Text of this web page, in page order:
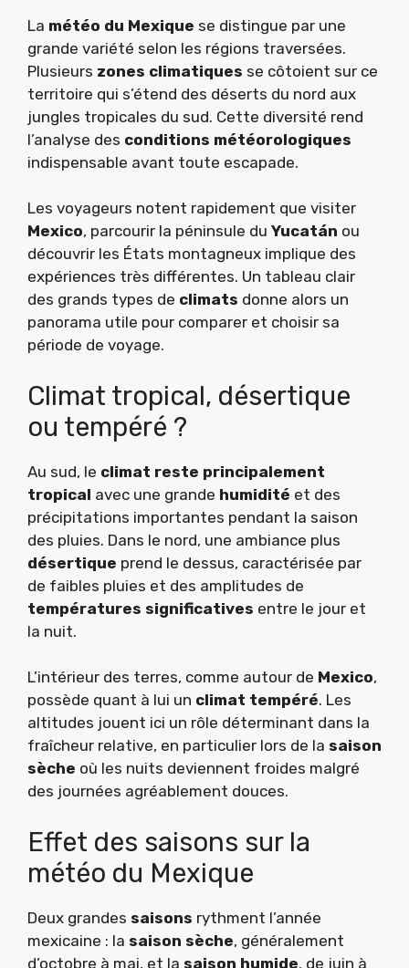
La météo du Mexique se distingue par une
grande variété selon les régions traversées.
Plusieurs zones climatiques se côtoient sur ce
territoire qui s’étend des déserts du nord aux
jungles tropicales du sud. Cette diversité rend
l’analyse des conditions météorologiques
indispensable avant toute escapade.
Les voyageurs notent rapidement que visiter
Mexico, parcourir la péninsule du Yucatán ou
découvrir les États montagneux implique des
expériences très différentes. Un tableau clair
des grands types de climats donne alors un
panorama utile pour comparer et choisir sa
période de voyage.
Climat tropical, désertique
ou tempéré ?
Au sud, le climat reste principalement
tropical avec une grande humidité et des
précipitations importantes pendant la saison
des pluies. Dans le nord, une ambiance plus
désertique prend le dessus, caractérisée par
de faibles pluies et des amplitudes de
températures significatives entre le jour et
la nuit.
L’intérieur des terres, comme autour de Mexico,
possède quant à lui un climat tempéré. Les
altitudes jouent ici un rôle déterminant dans la
fraîcheur relative, en particulier lors de la saison
sèche où les nuits deviennent froides malgré
des journées agréablement douces.
Effet des saisons sur la
météo du Mexique
Deux grandes saisons rythment l’année
mexicaine : la saison sèche, généralement
d’octobre à mai, et la saison humide, de juin à